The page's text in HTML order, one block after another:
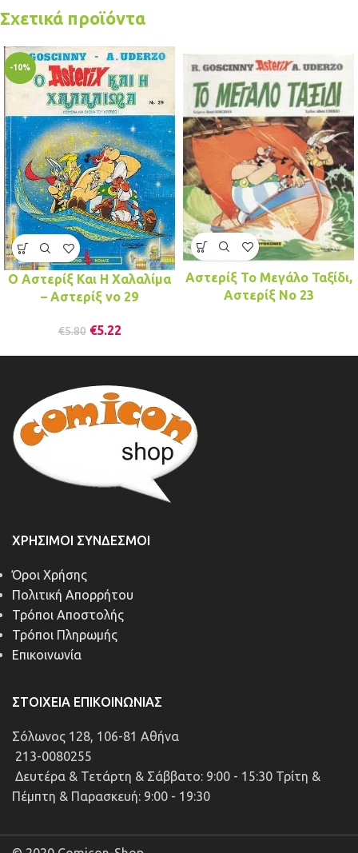
Σχετικά προϊόντα
-10%
Ο Αστερίξ Και Η Χαλαλίμα
– Αστερίξ νo 29
€5.80 €5.22
Αστερίξ Το Μεγάλο Ταξίδι,
Αστερίξ No 23
ΧΡΉΣΙΜΟΙ ΣΎΝΔΕΣΜΟΙ
Όροι Χρήσης
Πολιτική Απορρήτου
Τρόποι Αποστολής
Τρόποι Πληρωμής
Επικοινωνία
ΣΤΟΙΧΕΊΑ ΕΠΙΚΟΙΝΩΝΊΑΣ
Σόλωνος 128, 106-81 Αθήνα
213-0080255
Δευτέρα & Τετάρτη & Σάββατο: 9:00 - 15:30 Τρίτη &
Πέμπτη & Παρασκευή: 9:00 - 19:30